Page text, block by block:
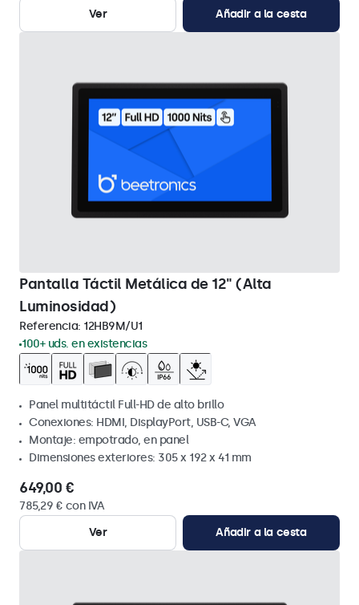
Ver
Añadir a la cesta
Pantalla Táctil Metálica de 12" (Alta
Luminosidad)
Referencia: 12HB9M/U1
100+ uds. en existencias
Panel multitáctil Full-HD de alto brillo
Conexiones: HDMI, DisplayPort, USB-C, VGA
Montaje: empotrado, en panel
Dimensiones exteriores: 305 x 192 x 41 mm
649,00 €
785,29 € con IVA
Ver
Añadir a la cesta